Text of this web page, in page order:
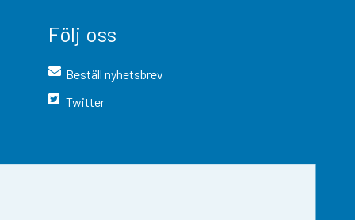
Följ oss
Beställ nyhetsbrev
Twitter